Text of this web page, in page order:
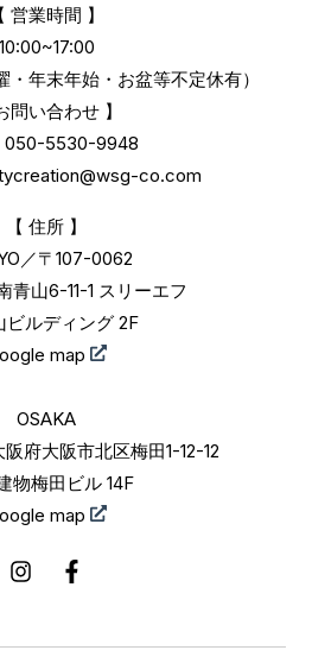
【 営業時間 】
10:00~17:00
・年末年始・お盆等不定休有）
問い合わせ 】
050-5530-9948
co.com
【 住所 】
／〒107-0062
青山6-11-1 スリーエフ
ビルディング 2F
map
OSAKA
府大阪市北区梅田1-12-12
物梅田ビル 14F
map